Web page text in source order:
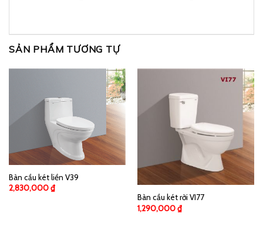
SẢN PHẨM TƯƠNG TỰ
Bàn cầu két liền V39
2,830,000₫
Bàn cầu két rời VI77
1,290,000₫